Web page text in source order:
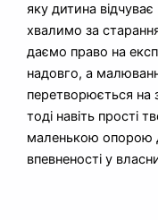
яку дитина
хвалимо за
даємо право на
надовго, а
перетворюється на
тоді навіть прості
маленькою опорою
впевненості у